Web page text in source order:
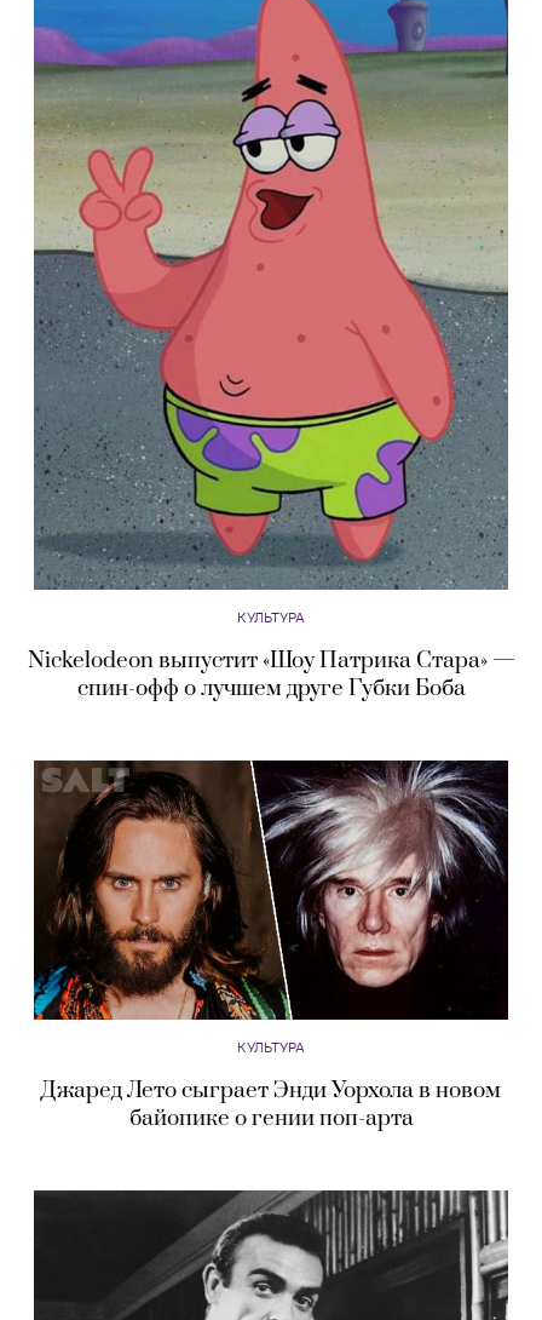
КУЛЬТУРА
Nickelodeon выпустит «Шоу Патрика Стара» —
спин-офф о лучшем друге Губки Боба
КУЛЬТУРА
Джаред Лето сыграет Энди Уорхола в новом
байопике о гении поп-арта